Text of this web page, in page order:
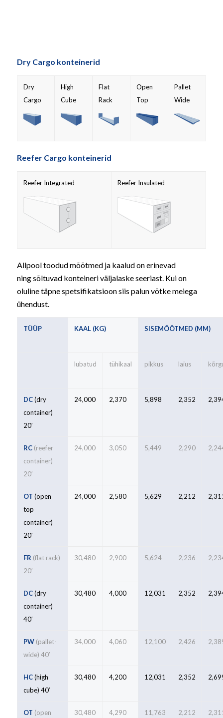
Dry Cargo konteinerid
Dry
Cargo
High
Cube
Flat
Rack
Open
Top
Pallet
Wide
Reefer Cargo konteinerid
Reefer Integrated Reefer Insulated
Allpool toodud mõõtmed ja kaalud on erinevad
ning sõltuvad konteineri väljalaske seeriast. Kui on
oluline täpne spetsifikatsioon siis palun võtke meiega
ühendust.
TÜÜP KAAL (KG) SISEMÕÕTMED (MM)
lubatud tühikaal pikkus laius
DC(dry
container)
20′
24,000 2,370 5,898 2,352
RC(reefer
container)
20′
24,000 3,050 5,449 2,290
OT (open
top
container)
20′
24,000 2,580 5,629 2,212
FR (flat rack)
20′
30,480 2,900 5,624 2,236
DC(dry
container)
40′
30,480 4,000 12,031 2,352
PW(pallet-
wide) 40′
34,000 4,060 12,100 2,426
HC(high
cube) 40′
30,480 4,200 12,031 2,352
OT (open
30,480 4,290 11,763 2,212